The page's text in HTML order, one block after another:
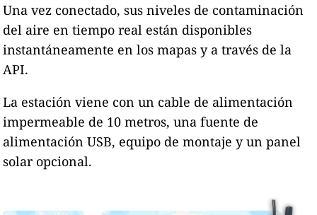
Una vez conectado, sus niveles de contaminación
del aire en tiempo real están disponibles
instantáneamente en los mapas y a través de la
API.
La estación viene con un cable de alimentación
impermeable de 10 metros, una fuente de
alimentación USB, equipo de montaje y un panel
solar opcional.